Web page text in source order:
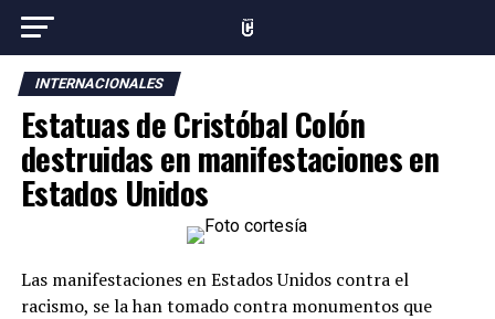
INTERNACIONALES
Estatuas de Cristóbal Colón
destruidas en manifestaciones en
Estados Unidos
Las manifestaciones en Estados Unidos contra el
racismo, se la han tomado contra monumentos que